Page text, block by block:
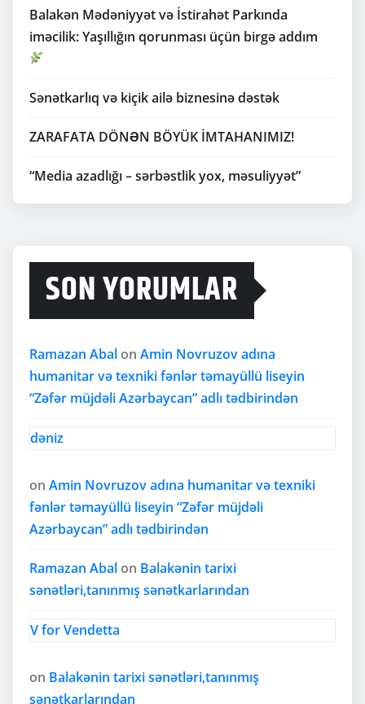
Balakən Mədəniyyət və İstirahət Parkında
iməcilik: Yaşıllığın qorunması üçün birgə addım
Sənətkarlıq və kiçik ailə biznesinə dəstək
ZARAFATA DÖNƏN BÖYÜK İMTAHANIMIZ!
“Media azadlığı – sərbəstlik yox, məsuliyyət”
SON YORUMLAR
Ramazan Abal on Amin Novruzov adına
humanitar və texniki fənlər təmayüllü liseyin
“Zəfər müjdəli Azərbaycan” adlı tədbirindən
dəniz
on Amin Novruzov adına humanitar və texniki
fənlər təmayüllü liseyin “Zəfər müjdəli
Azərbaycan” adlı tədbirindən
Ramazan Abal on Balakənin tarixi
sənətləri,tanınmış sənətkarlarından
V for Vendetta
on Balakənin tarixi sənətləri,tanınmış
sənətkarlarından